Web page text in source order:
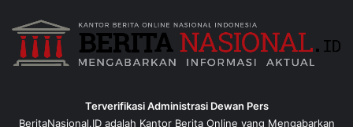
Terverifikasi Administrasi Dewan Pers
BeritaNasional.ID adalah Kantor Berita Online yang Mengabarkan